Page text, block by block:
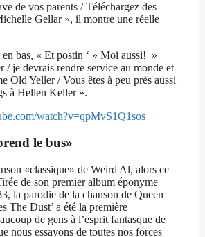
de vos parents / Téléchargez des
Gellar », il montre une réelle
en bas, « Et postin ‘ » Moi aussi! »
/ je devrais rendre service au monde et
Old Yeller / Vous êtes à peu près aussi
à Hellen Keller ».
watch?v=qpMvS1Q1sos
le bus»
«classique» de Weird Al, alors ce
de son premier album éponyme
la parodie de la chanson de Queen
The Dust’ a été la première
de gens à l’esprit fantasque de
nous essayons de toutes nos forces